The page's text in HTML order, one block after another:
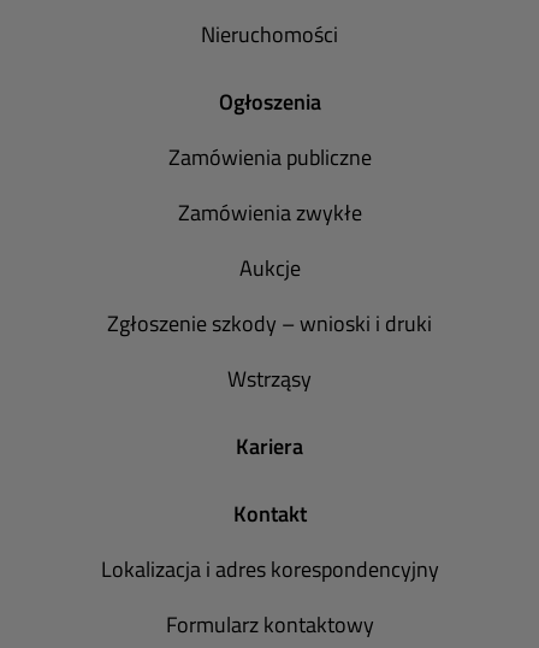
Nieruchomości
Ogłoszenia
Zamówienia publiczne
Zamówienia zwykłe
Aukcje
Zgłoszenie szkody – wnioski i druki
Wstrząsy
Kariera
Kontakt
Lokalizacja i adres korespondencyjny
Formularz kontaktowy